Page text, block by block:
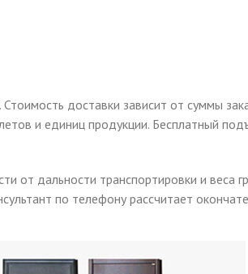
доставки зависит от суммы
и единиц продукции. Бесплатный
от дальности транспортировки и веса
по телефону рассчитает